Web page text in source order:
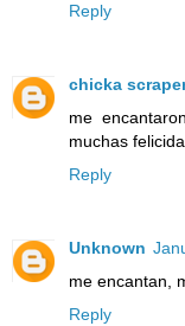
Reply
chicka
me
muchas
Reply
Unknown
me encantan,
Reply